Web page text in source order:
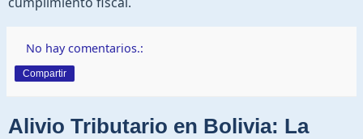
No hay comentarios.:
Compartir
Alivio Tributario en Bolivia: La